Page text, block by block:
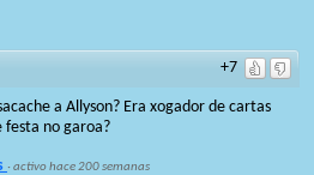
+7
a Allyson? Era xogador de cartas
festa no garoa?
·activo hace 200 semanas